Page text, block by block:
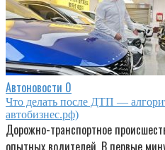
Автоновости 0
Что делать после ДТП —
автобизнес.рф)
Дорожно-транспортное
опытных водителей. В первые